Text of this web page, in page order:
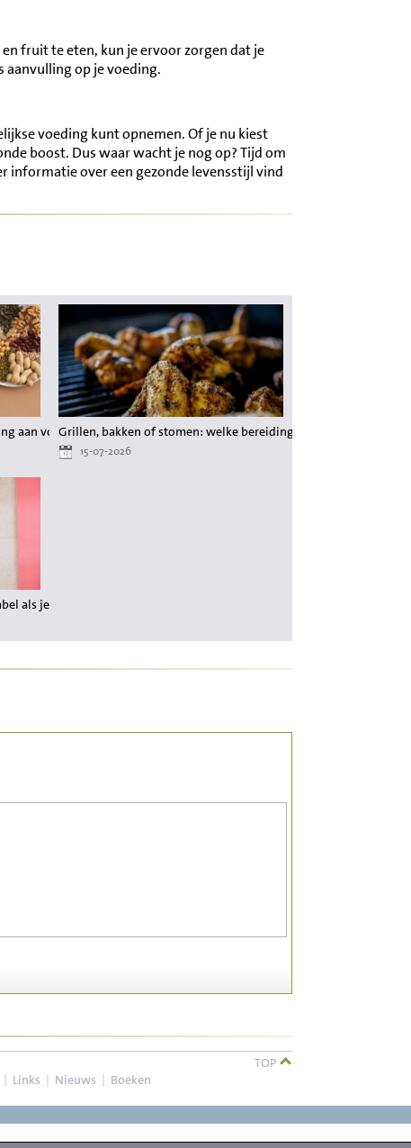
fruit te eten, kun je ervoor zorgen dat je
op je voeding.
voeding kunt opnemen. Of je nu kiest
boost. Dus waar wacht je nog op? Tijd om
informatie over een gezonde levensstijl vind
aan voedingsstoffen tijdens het afvallen
Grillen, bakken of stomen: welke bereiding behoudt de meeste
15-07-2026
als je wilt afvallen?
TOP
| Links | Nieuws | Boeken